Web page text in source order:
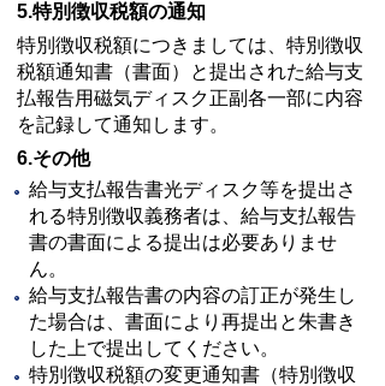
5.特別徴収税額の通知
特別徴収税額につきましては、特別徴収
税額通知書（書面）と提出された給与支
払報告用磁気ディスク正副各一部に内容
を記録して通知します。
6.その他
給与支払報告書光ディスク等を提出さ
れる特別徴収義務者は、給与支払報告
書の書面による提出は必要ありませ
ん。
給与支払報告書の内容の訂正が発生し
た場合は、書面により再提出と朱書き
した上で提出してください。
特別徴収税額の変更通知書（特別徴収